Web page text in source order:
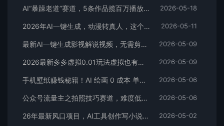
AI“暴躁老道”赛道，5条作品揽百万播放！（附变现全攻略） 2026-05-18
2026年AI一键生成，动漫转真人，这个月靠这个AI赚了2W+ 2026-05-11
最新AI一键生成影视解说视频，无需剪辑3分钟1条，条条爆款，多平台变现日入2000+ 2026-05-09
2026最新多多虚拟0.01玩法虚拟也有新门路轻松日入2500! 2026-05-09
手机壁纸赚钱秘籍！AI 绘画 0 成本 单店狂销 3.8 万单 2026-05-06
公众号流量主之拍照技巧赛道，难度低+流量大，起号第一篇就爆了10w阅读！ 2026-05-06
26年最新风口项目，AI工具创作写小说，轻松实现日入1000+ 2026-05-02